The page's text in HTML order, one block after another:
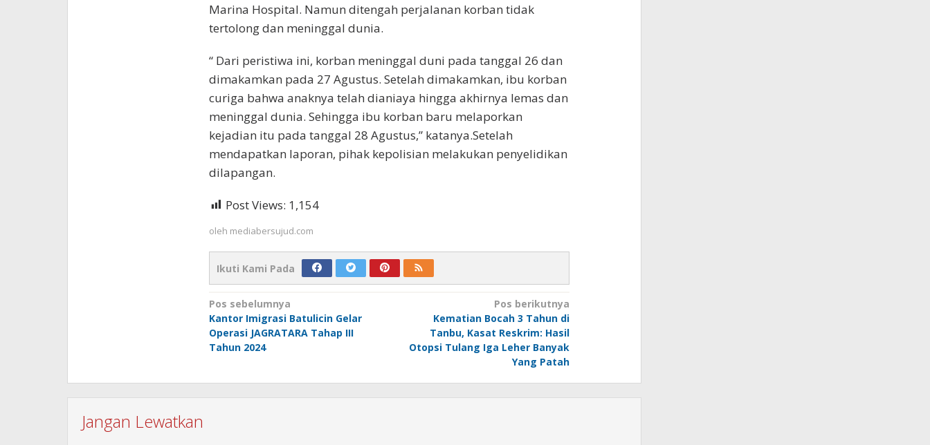
Marina Hospital. Namun ditengah perjalanan korban tidak
tertolong dan meninggal dunia.
“ Dari peristiwa ini, korban meninggal duni pada tanggal 26 dan
dimakamkan pada 27 Agustus. Setelah dimakamkan, ibu korban
curiga bahwa anaknya telah dianiaya hingga akhirnya lemas dan
meninggal dunia. Sehingga ibu korban baru melaporkan
kejadian itu pada tanggal 28 Agustus,” katanya.Setelah
mendapatkan laporan, pihak kepolisian melakukan penyelidikan
dilapangan.
Post Views: 1,154
oleh mediabersujud.com
Ikuti Kami Pada
Navigasi
pos
Pos sebelumnya
Kantor Imigrasi Batulicin Gelar
Operasi JAGRATARA Tahap III
Tahun 2024
Pos berikutnya
Kematian Bocah 3 Tahun di
Tanbu, Kasat Reskrim: Hasil
Otopsi Tulang Iga Leher Banyak
Yang Patah
Jangan Lewatkan